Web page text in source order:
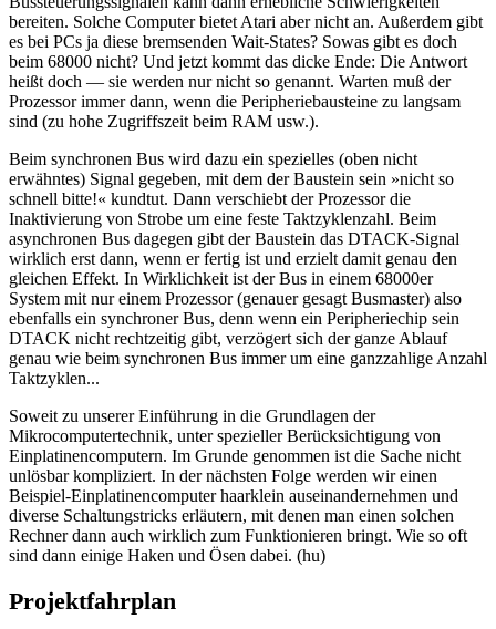
bereiten. Solche Computer bietet Atari aber nicht an. Außerdem gibt
es bei PCs ja diese bremsenden Wait-States? Sowas gibt es doch
beim 68000 nicht? Und jetzt kommt das dicke Ende: Die Antwort
heißt doch — sie werden nur nicht so genannt. Warten muß der
Prozessor immer dann, wenn die Peripheriebausteine zu langsam
sind (zu hohe Zugriffszeit beim RAM usw.).
Beim synchronen Bus wird dazu ein spezielles (oben nicht
erwähntes) Signal gegeben, mit dem der Baustein sein »nicht so
schnell bitte!« kundtut. Dann verschiebt der Prozessor die
Inaktivierung von Strobe um eine feste Taktzyklenzahl. Beim
asynchronen Bus dagegen gibt der Baustein das DTACK-Signal
wirklich erst dann, wenn er fertig ist und erzielt damit genau den
gleichen Effekt. In Wirklichkeit ist der Bus in einem 68000er
System mit nur einem Prozessor (genauer gesagt Busmaster) also
ebenfalls ein synchroner Bus, denn wenn ein Peripheriechip sein
DTACK nicht rechtzeitig gibt, verzögert sich der ganze Ablauf
genau wie beim synchronen Bus immer um eine ganzzahlige Anzahl
Taktzyklen...
Soweit zu unserer Einführung in die Grundlagen der
Mikrocomputertechnik, unter spezieller Berücksichtigung von
Einplatinencomputern. Im Grunde genommen ist die Sache nicht
unlösbar kompliziert. In der nächsten Folge werden wir einen
Beispiel-Einplatinencomputer haarklein auseinandernehmen und
diverse Schaltungstricks erläutern, mit denen man einen solchen
Rechner dann auch wirklich zum Funktionieren bringt. Wie so oft
sind dann einige Haken und Ösen dabei. (hu)
Projektfahrplan